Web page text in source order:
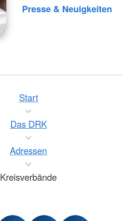
Presse & Neuigkeiten
Start
Das DRK
Adressen
Kreisverbände